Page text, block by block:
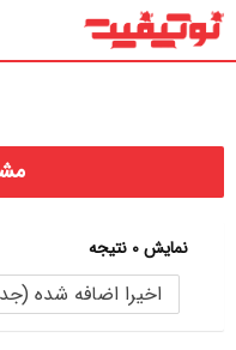
پرش
نمایش 0 نتیجه